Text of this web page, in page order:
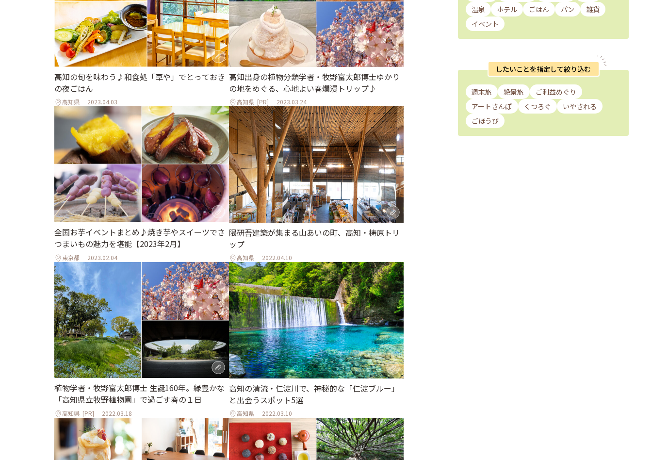
高知の旬を味わう♪和食処「草や」でとっておき
の夜ごはん
高知県 2023.04.03
高知出身の植物分類学者・牧野富太郎博士ゆかり
の地をめぐる、心地よい春爛漫トリップ♪
高知県 [PR] 2023.03.24
全国お芋イベントまとめ♪焼き芋やスイーツでさ
つまいもの魅力を堪能【2023年2月】
東京都 2023.02.04
隈研吾建築が集まる山あいの町、高知・梼原トリ
ップ
高知県 2022.04.10
植物学者・牧野富太郎博士 生誕160年。緑豊かな
「高知県立牧野植物園」で過ごす春の１日
高知県 [PR] 2022.03.18
高知の清流・仁淀川で、神秘的な「仁淀ブルー」
と出会うスポット5選
高知県 2022.03.10
温泉
ホテル ごはん パン
雑貨
イベント
したいことを指定して絞り込む
週末旅 絶景旅
ご利益めぐり
アートさんぽ
くつろぐ
いやされる
ごほうび